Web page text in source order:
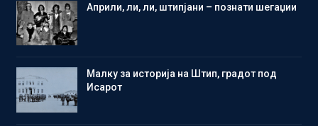
Aприли, ли, ли, штипјани – познати шегаџии
Малку за историја на Штип, градот под
Исарот